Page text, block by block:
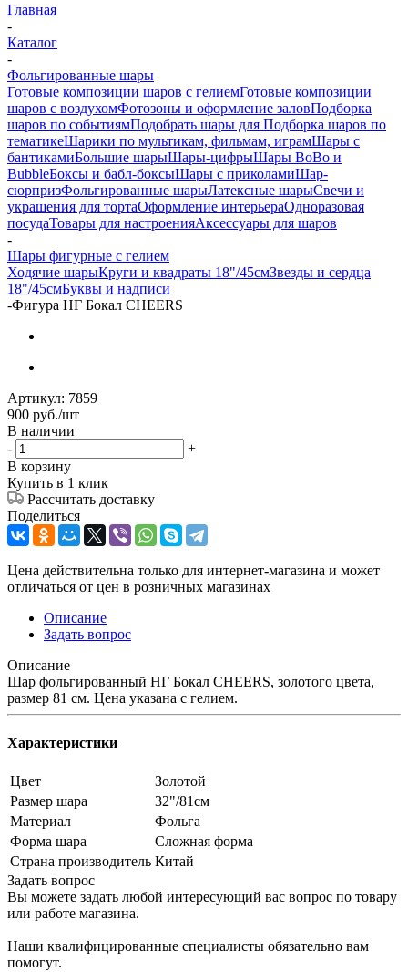
Главная
-
Каталог
-
Фольгированные шары
Готовые композиции шаров с гелиемГотовые композиции
шаров с воздухомФотозоны и оформление заловПодборка
шаров по событиямПодобрать шары для Подборка шаров по
тематикеШарики по мультикам, фильмам, играмШары с
бантикамиБольшие шарыШары-цифрыШары BoBo и
BubbleБоксы и бабл-боксыШары с приколамиШар-
сюрпризФольгированные шарыЛатексные шарыСвечи и
украшения для тортаОформление интерьераОдноразовая
посудаТовары для настроенияАксессуары для шаров
-
Шары фигурные с гелием
Ходячие шарыКруги и квадраты 18"/45смЗвезды и сердца
18"/45смБуквы и надписи
-Фигура НГ Бокал CHEERS
Артикул: 7859
900 руб./шт
В наличии
-
+
В корзину
Купить в 1 клик
Рассчитать доставку
Поделиться
Цена действительна только для интернет-магазина и может
отличаться от цен в розничных магазинах
Описание
Задать вопрос
Описание
Шар фольгированный НГ Бокал CHEERS, золотого цвета,
размер 81 см. Цена указана с гелием.
Характеристики
Цвет
Золотой
Размер шара
32"/81см
Материал
Фольга
Форма шара
Сложная форма
Страна производитель Китай
Задать вопрос
Вы можете задать любой интересующий вас вопрос по товару
или работе магазина.
Наши квалифицированные специалисты обязательно вам
помогут.